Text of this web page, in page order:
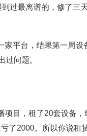
过最离谱的，修了三
家平台，结果第一周设
过问题。
项目，租了20套设备，
了2000。所以你说租